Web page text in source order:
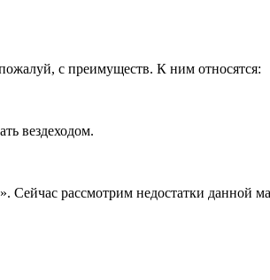
с преимуществ. К ним относятся:
вездеходом.
рассмотрим недостатки данной